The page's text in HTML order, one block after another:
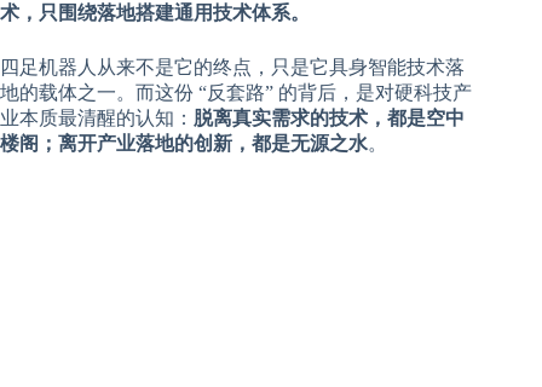
术，只围绕落地搭建通用技术体系。
四足机器人从来不是它的终点，只是它具身智能技术落
地的载体之一。而这份 “反套路” 的背后，是对硬科技产
业本质最清醒的认知： 脱离真实需求的技术，都是空中
楼阁；离开产业落地的创新，都是无源之水。